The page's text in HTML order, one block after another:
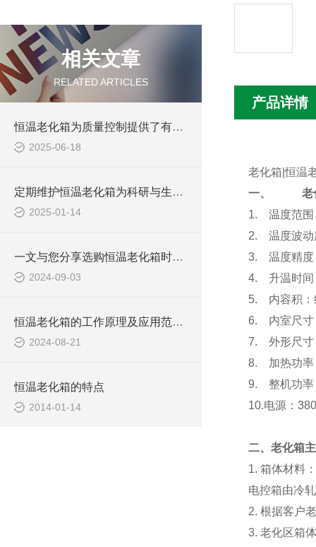
相关文章
RELATED ARTICLES
恒温老化箱为质量控制提供了有力依据
2025-06-18
定期维护恒温老化箱为科研与生产提供可靠的支持
2025-01-14
一文与您分享选购恒温老化箱时所需要考虑的关键因素
2024-09-03
恒温老化箱的工作原理及应用范围分享
2024-08-21
恒温老化箱的特点
2014-01-14
产品详情
老化箱|恒温
一、
老
1. 温度范
2. 温度波
3. 温度精度
4. 升温时间
5. 内容积
6. 内室尺寸
7. 外形尺寸
8. 加热功
9. 整机功
10.电源：
二、老化箱
1. 箱体材料
电控箱由冷
2. 根据客户
3. 老化区箱